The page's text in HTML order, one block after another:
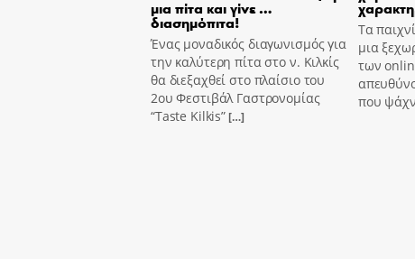
μια πίτα και γίνε …
διασημόπιτα!
Ένας μοναδικός διαγωνισμός για
την καλύτερη πίτα στο ν. Κιλκίς
θα διεξαχθεί στο πλαίσιο του
2ου Φεστιβάλ Γαστρονομίας
“Taste Kilkis”[…]
Τα
μια
των
που